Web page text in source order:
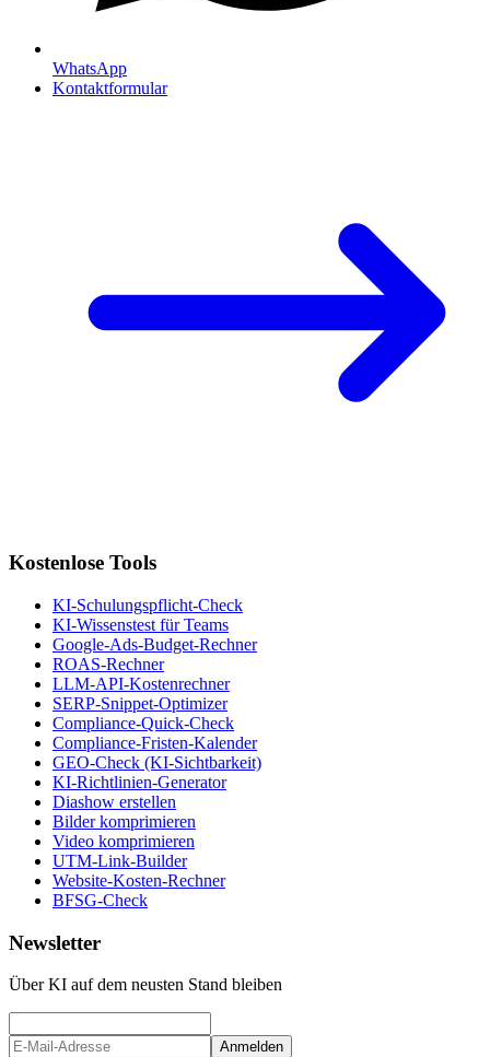
WhatsApp
Kontaktformular
Kostenlose Tools
KI-Schulungspflicht-Check
KI-Wissenstest für Teams
Google-Ads-Budget-Rechner
ROAS-Rechner
LLM-API-Kostenrechner
SERP-Snippet-Optimizer
Compliance-Quick-Check
Compliance-Fristen-Kalender
GEO-Check (KI-Sichtbarkeit)
KI-Richtlinien-Generator
Diashow erstellen
Bilder komprimieren
Video komprimieren
UTM-Link-Builder
Website-Kosten-Rechner
BFSG-Check
Newsletter
Über KI auf dem neusten Stand bleiben
Anmelden